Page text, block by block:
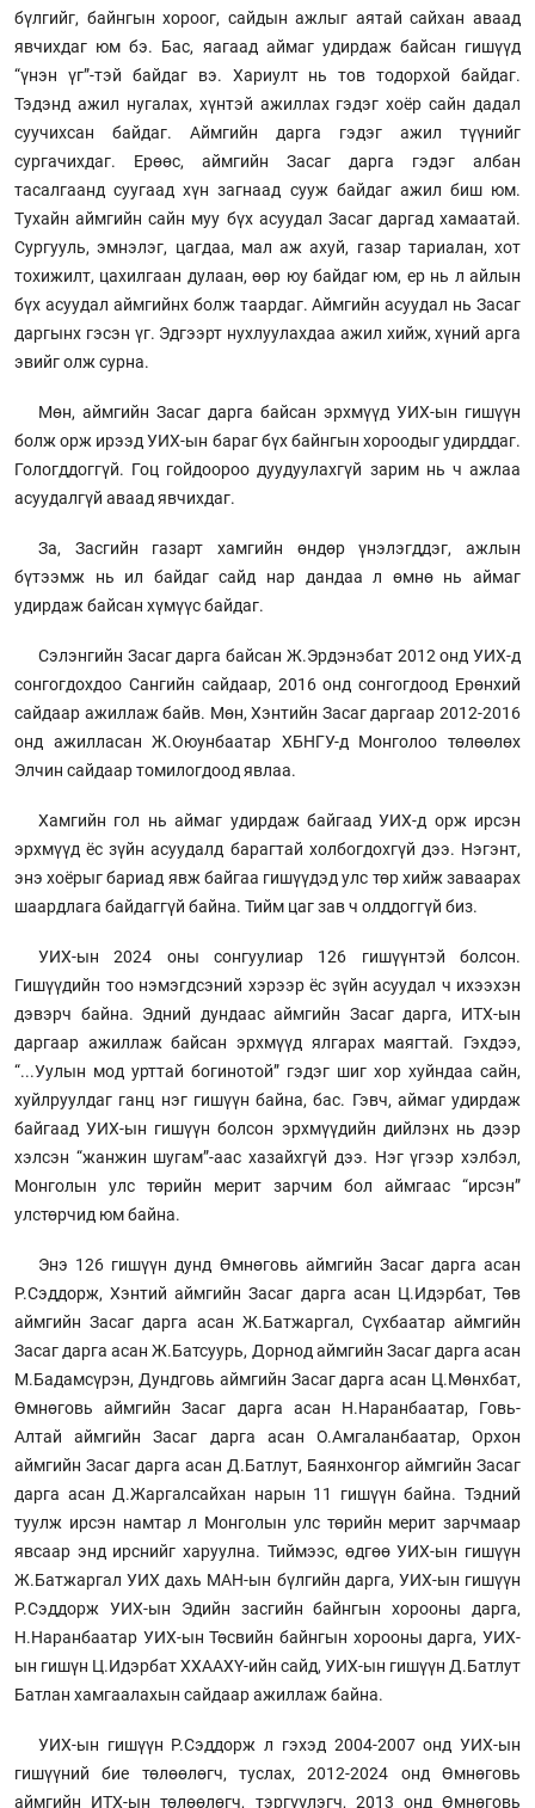
бүлгийг, байнгын хороог, сайдын ажлыг аятай сайхан аваад
явчихдаг юм бэ. Бас, яагаад аймаг удирдаж байсан гишүүд
“үнэн үг”-тэй байдаг вэ. Хариулт нь тов тодорхой байдаг.
Тэдэнд ажил нугалах, хүнтэй ажиллах гэдэг хоёр сайн дадал
суучихсан байдаг. Аймгийн дарга гэдэг ажил түүнийг
сургачихдаг. Ерөөс, аймгийн Засаг дарга гэдэг албан
тасалгаанд суугаад хүн загнаад сууж байдаг ажил биш юм.
Тухайн аймгийн сайн муу бүх асуудал Засаг даргад хамаатай.
Сургууль, эмнэлэг, цагдаа, мал аж ахуй, газар тариалан, хот
тохижилт, цахилгаан дулаан, өөр юу байдаг юм, ер нь л айлын
бүх асуудал аймгийнх болж таардаг. Аймгийн асуудал нь Засаг
даргынх гэсэн үг. Эдгээрт нухлуулахдаа ажил хийж, хүний арга
эвийг олж сурна.
Мөн, аймгийн Засаг дарга байсан эрхмүүд УИХ-ын гишүүн
болж орж ирээд УИХ-ын бараг бүх байнгын хороодыг удирддаг.
Гологддоггүй. Гоц гойдоороо дуудуулахгүй зарим нь ч ажлаа
асуудалгүй аваад явчихдаг.
За, Засгийн газарт хамгийн өндөр үнэлэгддэг, ажлын
бүтээмж нь ил байдаг сайд нар дандаа л өмнө нь аймаг
удирдаж байсан хүмүүс байдаг.
Сэлэнгийн Засаг дарга байсан Ж.Эрдэнэбат 2012 онд УИХ-д
сонгогдохдоо Сангийн сайдаар, 2016 онд сонгогдоод Ерөнхий
сайдаар ажиллаж байв. Мөн, Хэнтийн Засаг даргаар 2012-2016
онд ажилласан Ж.Оюунбаатар ХБНГУ-д Монголоо төлөөлөх
Элчин сайдаар томилогдоод явлаа.
Хамгийн гол нь аймаг удирдаж байгаад УИХ-д орж ирсэн
эрхмүүд ёс зүйн асуудалд барагтай холбогдохгүй дээ. Нэгэнт,
энэ хоёрыг бариад явж байгаа гишүүдэд улс төр хийж заваарах
шаардлага байдаггүй байна. Тийм цаг зав ч олддоггүй биз.
УИХ-ын 2024 оны сонгуулиар 126 гишүүнтэй болсон.
Гишүүдийн тоо нэмэгдсэний хэрээр ёс зүйн асуудал ч ихээхэн
дэвэрч байна. Эдний дундаас аймгийн Засаг дарга, ИТХ-ын
даргаар ажиллаж байсан эрхмүүд ялгарах маягтай. Гэхдээ,
“...Уулын мод урттай богинотой” гэдэг шиг хор хуйндаа сайн,
хуйлруулдаг ганц нэг гишүүн байна, бас. Гэвч, аймаг удирдаж
байгаад УИХ-ын гишүүн болсон эрхмүүдийн дийлэнх нь дээр
хэлсэн “жанжин шугам”-аас хазайхгүй дээ. Нэг үгээр хэлбэл,
Монголын улс төрийн мерит зарчим бол аймгаас “ирсэн”
улстөрчид юм байна.
Энэ 126 гишүүн дунд Өмнөговь аймгийн Засаг дарга асан
Р.Сэддорж, Хэнтий аймгийн Засаг дарга асан Ц.Идэрбат, Төв
аймгийн Засаг дарга асан Ж.Батжаргал, Сүхбаатар аймгийн
Засаг дарга асан Ж.Батсуурь, Дорнод аймгийн Засаг дарга асан
М.Бадамсүрэн, Дундговь аймгийн Засаг дарга асан Ц.Мөнхбат,
Өмнөговь аймгийн Засаг дарга асан Н.Наранбаатар, Говь-
Алтай аймгийн Засаг дарга асан О.Амгаланбаатар, Орхон
аймгийн Засаг дарга асан Д.Батлут, Баянхонгор аймгийн Засаг
дарга асан Д.Жаргалсайхан нарын 11 гишүүн байна. Тэдний
туулж ирсэн намтар л Монголын улс төрийн мерит зарчмаар
явсаар энд ирснийг харуулна. Тиймээс, өдгөө УИХ-ын гишүүн
Ж.Батжаргал УИХ дахь МАН-ын бүлгийн дарга, УИХ-ын гишүүн
Р.Сэддорж УИХ-ын Эдийн засгийн байнгын хорооны дарга,
Н.Наранбаатар УИХ-ын Төсвийн байнгын хорооны дарга, УИХ-
ын гишүн Ц.Идэрбат ХХААХҮ-ийн сайд, УИХ-ын гишүүн Д.Батлут
Батлан хамгаалахын сайдаар ажиллаж байна.
УИХ-ын гишүүн Р.Сэддорж л гэхэд 2004-2007 онд УИХ-ын
гишүүний бие төлөөлөгч, туслах, 2012-2024 онд Өмнөговь
аймгийн ИТХ-ын төлөөлөгч, тэргүүлэгч, 2013 онд Өмнөговь